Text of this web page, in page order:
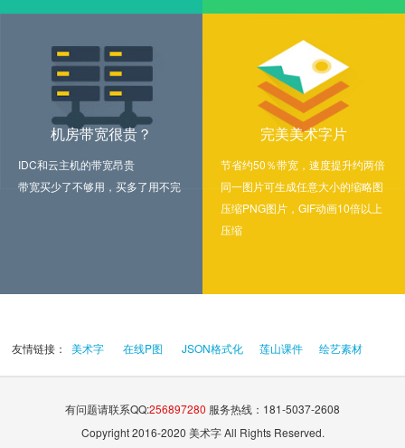
机房带宽很贵？
IDC和云主机的带宽昂贵
带宽买少了不够用，买多了用不完
完美美术字片
节省约50％带宽，速度提升约两倍
同一图片可生成任意大小的缩略图
压缩PNG图片，GIF动画10倍以上
压缩
友情链接：美术字 在线P图 JSON格式化 莲山课件 绘艺素材
有问题请联系QQ:256897280 服务热线：181-5037-2608
Copyright 2016-2020 美术字 All Rights Reserved.